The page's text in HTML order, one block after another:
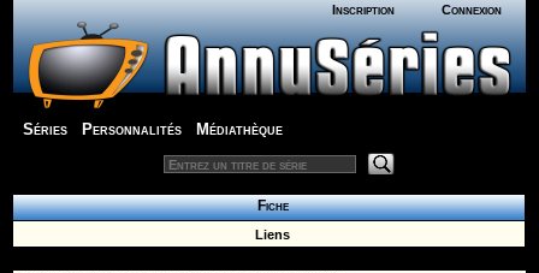
Inscription Connexion
Séries Personnalités Médiathèque
Fiche
Liens